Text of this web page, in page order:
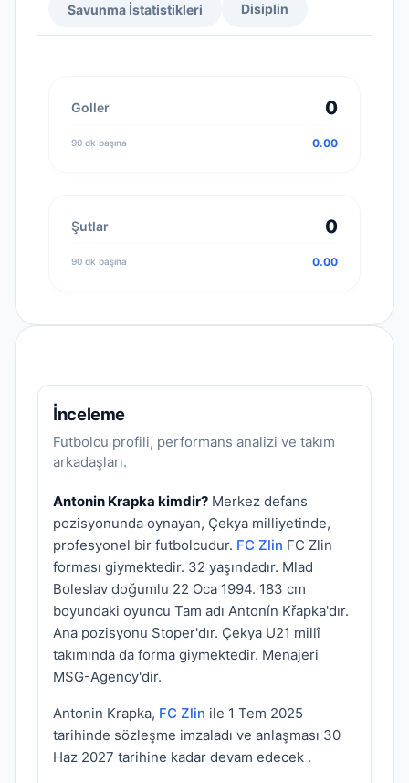
Savunma İstatistikleri Disiplin
Goller 0
90 dk başına 0.00
Şutlar 0
90 dk başına 0.00
İnceleme
Futbolcu profili, performans analizi ve takım
arkadaşları.
Antonin Krapka kimdir? Merkez defans
pozisyonunda oynayan, Çekya milliyetinde,
profesyonel bir futbolcudur. FC Zlin FC Zlin
forması giymektedir. 32 yaşındadır. Mlad
Boleslav doğumlu 22 Oca 1994. 183 cm
boyundaki oyuncu Tam adı Antonín Křapka'dır.
Ana pozisyonu Stoper'dır. Çekya U21 millî
takımında da forma giymektedir. Menajeri
MSG-Agency'dir.
Antonin Krapka, FC Zlin ile 1 Tem 2025
tarihinde sözleşme imzaladı ve anlaşması 30
Haz 2027 tarihine kadar devam edecek .